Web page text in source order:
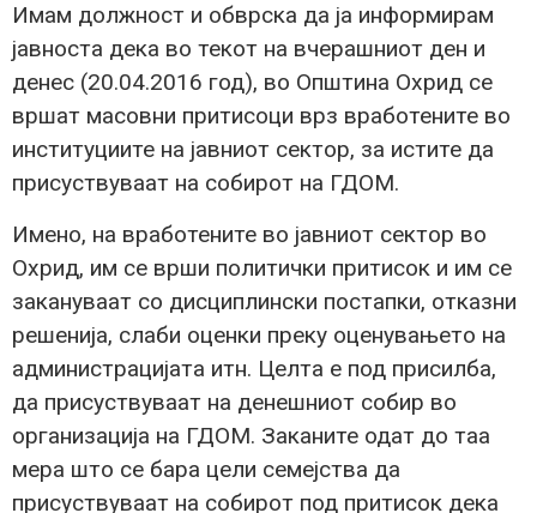
Имам должност и обврска да ја информирам
јавноста дека во текот на вчерашниот ден и
денес (20.04.2016 год), во Општина Охрид се
вршат масовни притисоци врз вработените во
институциите на јавниот сектор, за истите да
присуствуваат на собирот на ГДОМ.
Имено, на вработените во јавниот сектор во
Охрид, им се врши политички притисок и им се
закануваат со дисциплински постапки, отказни
решенија, слаби оценки преку оценувањето на
администрацијата итн. Целта е под присилба,
да присуствуваат на денешниот собир во
организација на ГДОМ. Заканите одат до таа
мера што се бара цели семејства да
присуствуваат на собирот под притисок дека